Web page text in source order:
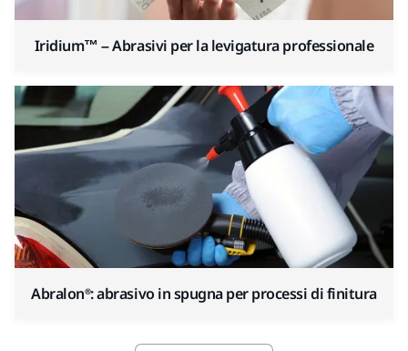
Iridium™ – Abrasivi per la levigatura professionale
Abralon®: abrasivo in spugna per processi di finitura